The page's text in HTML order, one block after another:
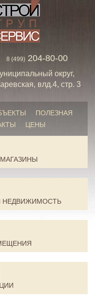
8 (499)204-80-00
округ,
влд.4, стр. 3
ПОЛЕЗНАЯ
ЦЕНЫ
НЕДВИЖИМОСТЬ